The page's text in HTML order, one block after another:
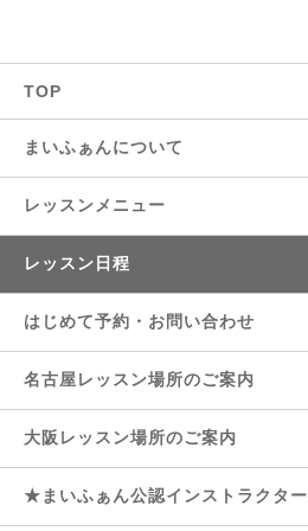
TOP
まいふぁんについて
レッスンメニュー
レッスン日程
はじめて予約・お問い合わせ
名古屋レッスン場所のご案内
大阪レッスン場所のご案内
★まいふぁん公認インストラクタ